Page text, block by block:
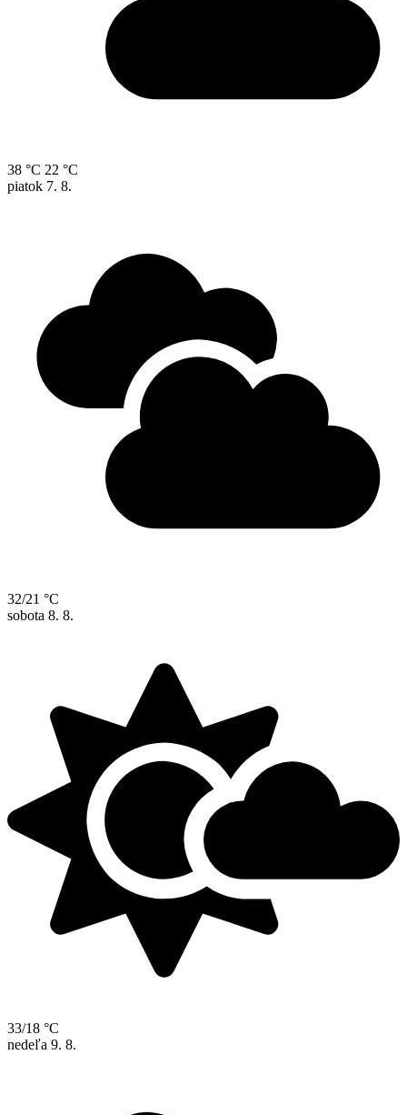
38 °C 22 °C
piatok 7. 8.
32/21 °C
sobota 8. 8.
33/18 °C
nedeľa 9. 8.